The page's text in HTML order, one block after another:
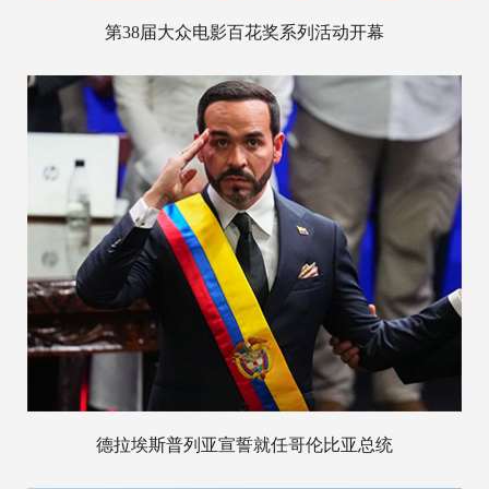
第38届大众电影百花奖系列活动开幕
德拉埃斯普列亚宣誓就任哥伦比亚总统